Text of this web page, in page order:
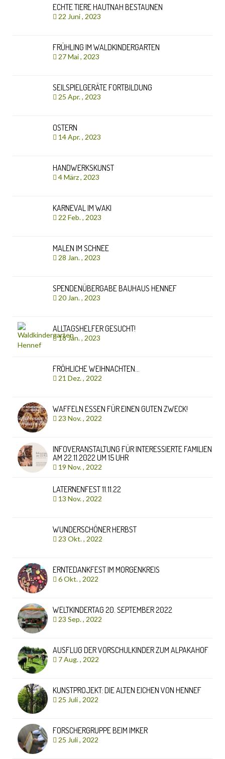
ECHTE TIERE HAUTNAH BESTAUNEN
22 Juni , 2023
FRÜHLING IM WALDKINDERGARTEN
27 Mai , 2023
SEILSPIELGERÄTE FORTBILDUNG
25 Apr. , 2023
OSTERN
14 Apr. , 2023
HANDWERKSKUNST
4 März , 2023
KARNEVAL IM WAKI
22 Feb. , 2023
MALEN IM SCHNEE
28 Jan. , 2023
SPENDENÜBERGABE BAUHAUS HENNEF
20 Jan. , 2023
ALLTAGSHELFER GESUCHT!
18 Jan. , 2023
FRÖHLICHE WEIHNACHTEN…
21 Dez. , 2022
WAFFELN ESSEN FÜR EINEN GUTEN ZWECK!
23 Nov. , 2022
INFOVERANSTALTUNG FÜR INTERESSIERTE FAMILIEN
AM 22.11.2022 UM 15 UHR
19 Nov. , 2022
LATERNENFEST 11.11.22
13 Nov. , 2022
WUNDERSCHÖNER HERBST
23 Okt. , 2022
ERNTEDANKFEST IM MORGENKREIS
6 Okt. , 2022
WELTKINDERTAG 20. SEPTEMBER 2022
23 Sep. , 2022
AUSFLUG DER VORSCHULKINDER ZUM ALPAKAHOF
7 Aug. , 2022
KUNSTPROJEKT: DIE ALTEN EICHEN VON HENNEF
25 Juli , 2022
FORSCHERGRUPPE BEIM IMKER
25 Juli , 2022